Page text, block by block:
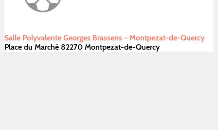
Salle Polyvalente Georges Brassens - Montpezat-de-Quercy
Place du Marché 82270 Montpezat-de-Quercy